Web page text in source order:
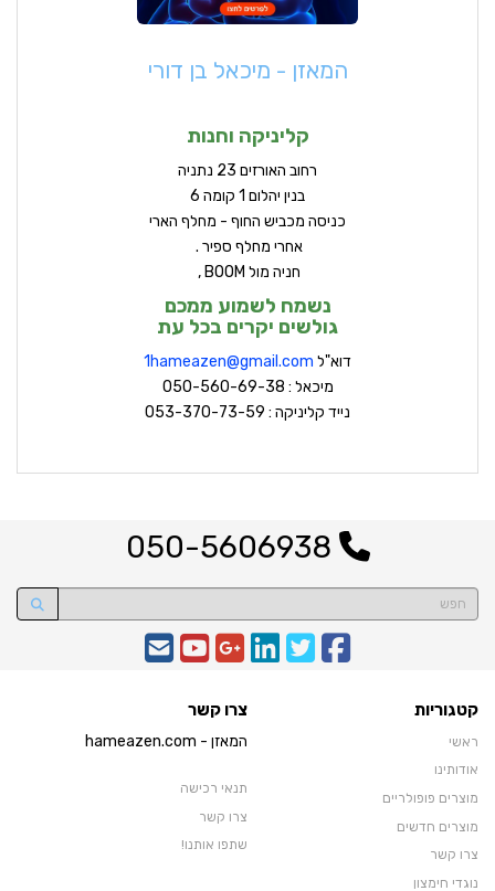
המאזן - מיכאל בן דורי
קליניקה וחנות
רחוב האורזים 23 נתניה
בנין יהלום 1 קומה 6
כניסה מכביש החוף - מחלף הארי
אחרי מחלף ספיר .
חניה מול BOOM ,
נשמח לשמוע ממכם
גולשים יקרים בכל עת
דוא"ל 1 hameazen@gmail.com
מיכאל : 050-560-69-38
נייד קליניקה : 053-370-73-59
קטגוריות
ראשי
אודותינו
מוצרים פופולריים
מוצרים חדשים
צרו קשר
נוגדי חימצון
צרו קשר
המאזן - hameazen.com
תנאי רכישה
צרו קשר
שתפו אותנו!